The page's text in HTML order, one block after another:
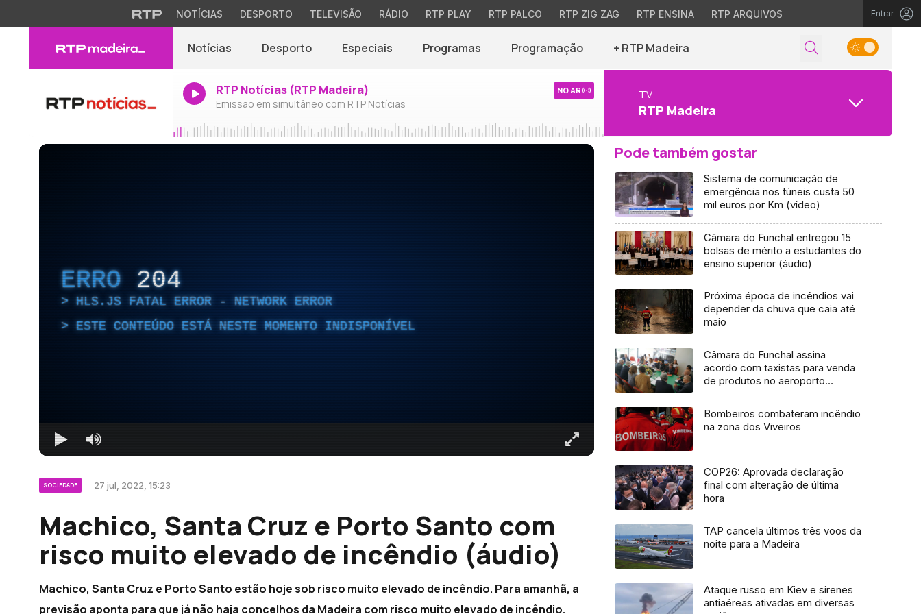
NOTÍCIAS DESPORTO TELEVISÃO RÁDIO RTP PLAY RTP PALCO RTP ZIG ZAG RTP ENSINA RTP ARQUIVOS Entrar
Notícias Desporto Especiais Programas Programação + RTP Madeira
RTP Notícias (RTP Madeira)
Emissão em simultâneo com RTP Notícias
NO AR TV
RTP Madeira
ERRO 204
HLS.JS FATAL ERROR - NETWORK ERROR
ESTE CONTEÚDO ESTÁ NESTE MOMENTO INDISPONÍVEL
SOCIEDADE 27 jul, 2022, 15:23
Machico, Santa Cruz e Porto Santo com
risco muito elevado de incêndio (áudio)
Machico, Santa Cruz e Porto Santo estão hoje sob risco muito elevado de incêndio. Para amanhã, a
previsão aponta para que já não haja concelhos da Madeira com risco muito elevado de incêndio.
Pode também gostar
Sistema de comunicação de
emergência nos túneis custa 50
mil euros por Km (vídeo)
Câmara do Funchal entregou 15
bolsas de mérito a estudantes do
ensino superior (áudio)
Próxima época de incêndios vai
depender da chuva que caia até
maio
Câmara do Funchal assina
acordo com taxistas para venda
de produtos no aeroporto
Bombeiros combateram incêndio
na zona dos Viveiros
COP26: Aprovada declaração
final com alteração de última
hora
TAP cancela últimos três voos da
noite para a Madeira
Ataque russo em Kiev e sirenes
antiaéreas ativadas em diversas